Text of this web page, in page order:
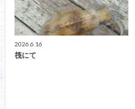
2026.6.16
筏にて